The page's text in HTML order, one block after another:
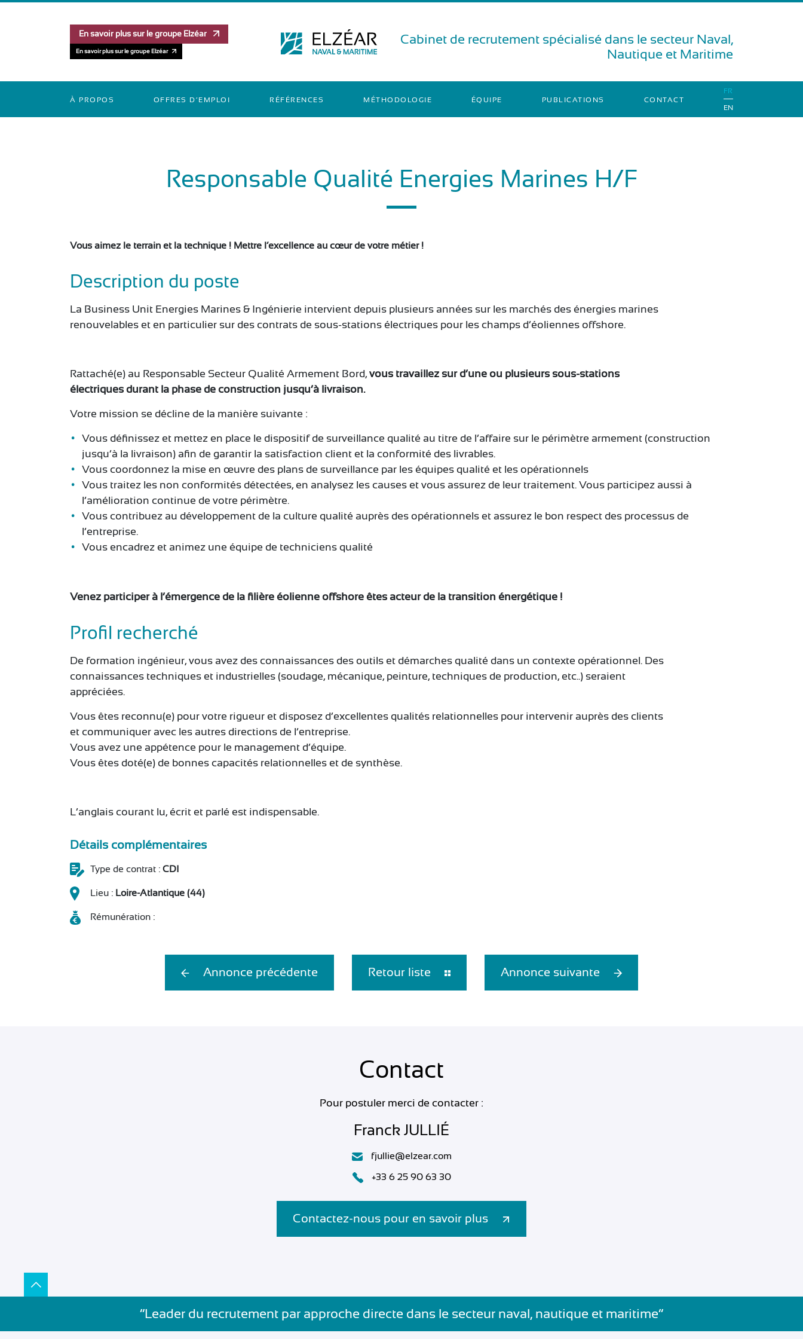
En savoir plus sur le groupe Elzéar
En savoir plus sur le groupe Elzéar
Cabinet de recrutement spécialisé dans le secteur Naval,
Nautique et Maritime
À PROPOS OFFRES D’EMPLOI RÉFÉRENCES MÉTHODOLOGIE ÉQUIPE PUBLICATIONS CONTACT
FR
EN
Responsable Qualité Energies Marines H/F
Vous aimez le terrain et la technique ! Mettre l’excellence au cœur de votre métier !
Description du poste
La Business Unit Energies Marines & Ingénierie intervient depuis plusieurs années sur les marchés des énergies marines
renouvelables et en particulier sur des contrats de sous-stations électriques pour les champs d’éoliennes offshore.
Rattaché(e) au Responsable Secteur Qualité Armement Bord, vous travaillez sur d’une ou plusieurs sous-stations
électriques durant la phase de construction jusqu’à livraison.
Votre mission se décline de la manière suivante :
Vous définissez et mettez en place le dispositif de surveillance qualité au titre de l’affaire sur le périmètre armement (construction
jusqu’à la livraison) afin de garantir la satisfaction client et la conformité des livrables.
Vous coordonnez la mise en œuvre des plans de surveillance par les équipes qualité et les opérationnels
Vous traitez les non conformités détectées, en analysez les causes et vous assurez de leur traitement. Vous participez aussi à
l’amélioration continue de votre périmètre.
Vous contribuez au développement de la culture qualité auprès des opérationnels et assurez le bon respect des processus de
l’entreprise.
Vous encadrez et animez une équipe de techniciens qualité
Venez participer à l’émergence de la filière éolienne offshore êtes acteur de la transition énergétique !
Profil recherché
De formation ingénieur, vous avez des connaissances des outils et démarches qualité dans un contexte opérationnel. Des
connaissances techniques et industrielles (soudage, mécanique, peinture, techniques de production, etc..) seraient
appréciées.
Vous êtes reconnu(e) pour votre rigueur et disposez d’excellentes qualités relationnelles pour intervenir auprès des clients
et communiquer avec les autres directions de l’entreprise.
Vous avez une appétence pour le management d’équipe.
Vous êtes doté(e) de bonnes capacités relationnelles et de synthèse.
L’anglais courant lu, écrit et parlé est indispensable.
Détails complémentaires
Type de contrat : CDI
Lieu : Loire-Atlantique (44)
Rémunération :
Annonce précédente Retour liste Annonce suivante
Contact
Pour postuler merci de contacter :
Franck JULLIÉ
fjullie@elzear.com
+33 6 25 90 63 30
Contactez-nous pour en savoir plus
”Leader du recrutement par approche directe dans le secteur naval, nautique et maritime”